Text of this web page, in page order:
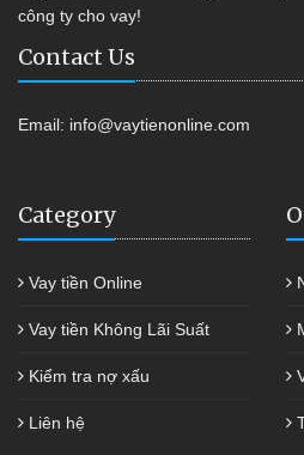
công ty cho vay!
Contact Us
Email: info@vaytienonline.com
Category
Vay tiền Online
Vay tiền Không Lãi Suất
Kiểm tra nợ xấu
Liên hệ